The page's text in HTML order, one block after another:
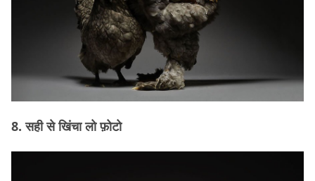
8. सही से खिंचा लो फ़ोटो